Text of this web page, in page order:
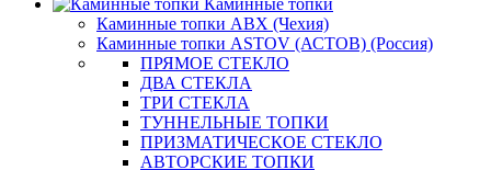
Каминные топки
Каминные топки ABX (Чехия)
Каминные топки ASTOV (АСТОВ) (Россия)
ПРЯМОЕ СТЕКЛО
ДВА СТЕКЛА
ТРИ СТЕКЛА
ТУННЕЛЬНЫЕ ТОПКИ
ПРИЗМАТИЧЕСКОЕ СТЕКЛО
АВТОРСКИЕ ТОПКИ